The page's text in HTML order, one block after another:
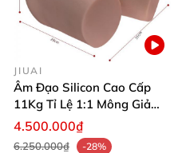
JIUAI
Âm Đạo Silicon Cao Cấp
11Kg Tỉ Lệ 1:1 Mông Giả
Nguyên Khối Kích Thước
Thật Jiuai Nhật Bản
4.500.000₫
6.250.000₫
-28%